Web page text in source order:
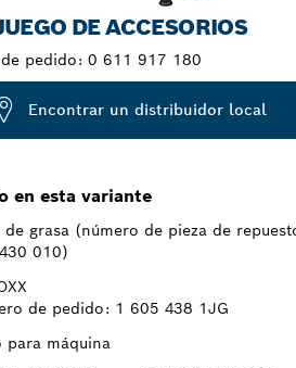
DE ACCESORIOS
pedido: 0 611 917 180
Encontrar un distribuidor local
en esta variante
de grasa (número de pieza de
010)
de pedido: 1 605 438 1JG
para máquina